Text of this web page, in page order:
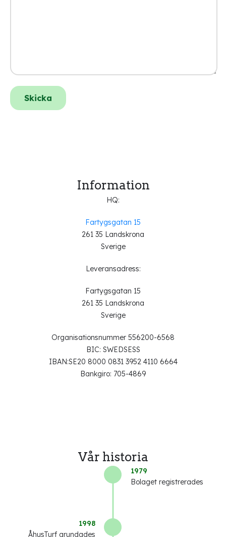
Information
HQ:
Fartygsgatan 15
261 35 Landskrona
Sverige
Leveransadress:
Fartygsgatan 15
261 35 Landskrona
Sverige
Organisationsnummer 556200-6568
BIC: SWEDSESS
IBAN:SE20 8000 0831 3952 4110 6664
Bankgiro: 705-4869
Vår historia
1979
Bolaget registrerades
1998
ÅhusTurf grundades